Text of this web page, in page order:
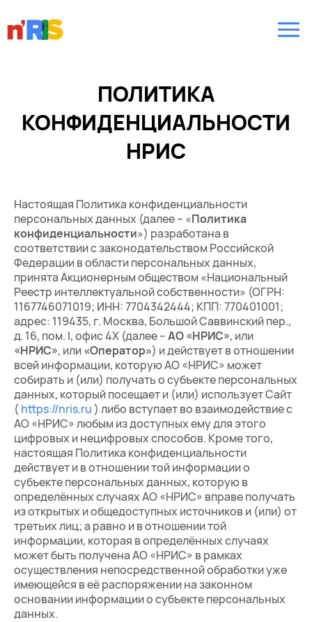
ПОЛИТИКА
КОНФИДЕНЦИАЛЬНОСТИ
НРИС
Настоящая Политика конфиденциальности
персональных данных (далее – «Политика
конфиденциальности») разработана в
соответствии с законодательством Российской
Федерации в области персональных данных,
принята Акционерным обществом «Национальный
Реестр интеллектуальной собственности» (ОГРН:
1167746071019; ИНН: 7704342444; КПП: 770401001;
адрес: 119435, г. Москва, Большой Саввинский пер.,
д. 16, пом. I, офис 4Х (далее –АО «НРИС», или
«НРИС», или«Оператор») и действует в отношении
всей информации, которую АО «НРИС» может
собирать и (или) получать о субъекте персональных
данных, который посещает и (или) использует Сайт
( https://nris.ru ) либо вступает во взаимодействие с
АО «НРИС» любым из доступных ему для этого
цифровых и нецифровых способов. Кроме того,
настоящая Политика конфиденциальности
действует и в отношении той информации о
субъекте персональных данных, которую в
определённых случаях АО «НРИС» вправе получать
из открытых и общедоступных источников и (или) от
третьих лиц; а равно и в отношении той
информации, которая в определённых случаях
может быть получена АО «НРИС» в рамках
осуществления непосредственной обработки уже
имеющейся в её распоряжении на законном
основании информации о субъекте персональных
данных.